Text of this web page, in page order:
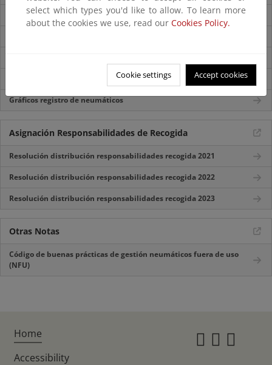
¿Cómo se recogen?
Registro productores producto: Sección Neumáticos de reposición
Gráficos registro de neumáticos
Asignación Responsabilidades de Recogida
Resolución distribución responsabilidades recogida 2021
Resolución distribución responsabilidades recogida 2022
Resolución distribución responsabilidades recogida 2023
Otras Notas
Código de buenas prácticas de gestión neumáticos fuera de uso
(NFU)
select which types you'd like to allow. To learn more
about the cookies we use, read our Cookies Policy.
Cookie settings Accept cookies
Home
Accessibility